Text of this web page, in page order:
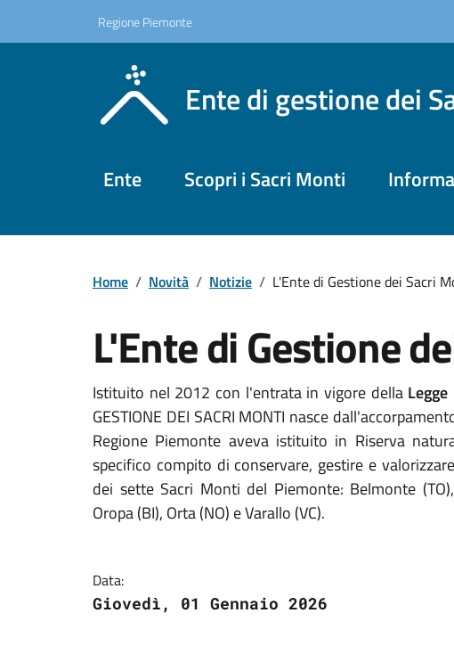
Regione Piemonte
Ente di gestione dei
Ente Scopri i Sacri Monti
Home / Novità / Notizie / L'Ente di Gestione dei Sacri
L'Ente di Gestione
Istituito nel 2012 con l'entrata in vigore della
GESTIONE DEI SACRI MONTI nasce
Regione Piemonte aveva istituito in Riserva
specifico compito di conservare, gestire e
dei sette Sacri Monti del Piemonte: Belmonte
Oropa (BI), Orta (NO) e Varallo (VC).
Data:
Giovedì, 01 Gennaio 2026